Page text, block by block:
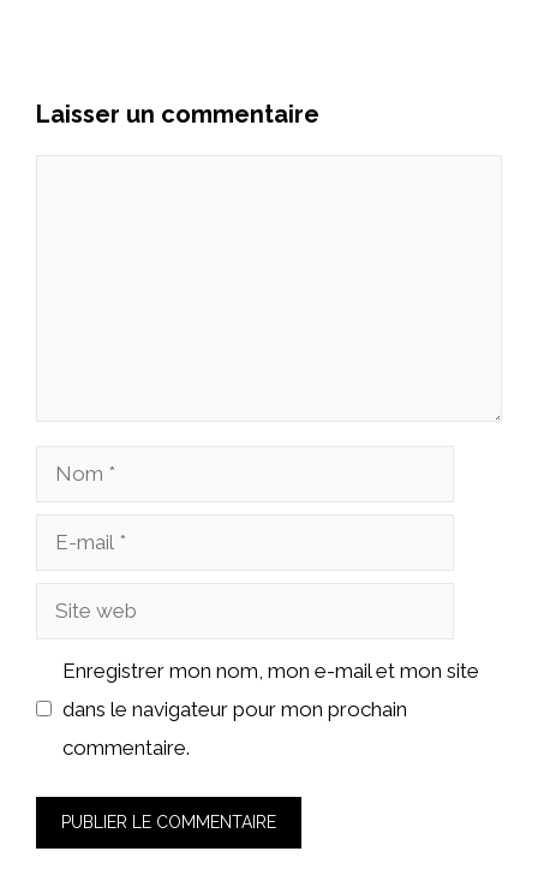
Laisser un commentaire
Nom
Site
Enregistrer mon nom, mon e-mail et mon site
dans le navigateur pour mon prochain
commentaire.